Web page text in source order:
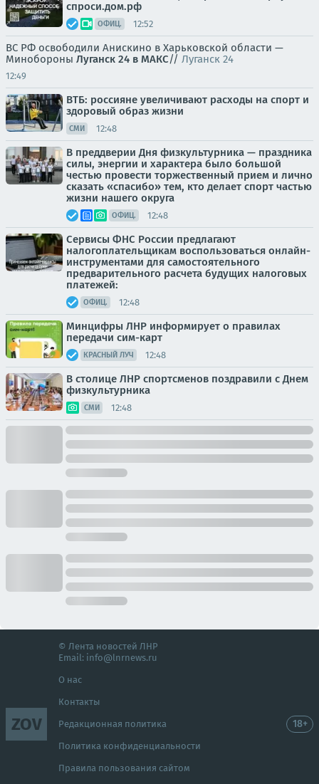
спроси.дом.рф
ОФИЦ. 12:52
ВС РФ освободили Анискино в Харьковской области —
Минобороны Луганск 24 в МАКС// Луганск 24
12:49
ВТБ: россияне увеличивают расходы на спорт и
здоровый образ жизни
СМИ 12:48
В преддверии Дня физкультурника — праздника
силы, энергии и характера было большой
честью провести торжественный прием и лично
сказать «спасибо» тем, кто делает спорт частью
жизни нашего округа
ОФИЦ. 12:48
Сервисы ФНС России предлагают
налогоплательщикам воспользоваться онлайн-
инструментами для самостоятельного
предварительного расчета будущих налоговых
платежей:
ОФИЦ. 12:48
Минцифры ЛНР информирует о правилах
передачи сим-карт
КРАСНЫЙ ЛУЧ 12:48
В столице ЛНР спортсменов поздравили с Днем
физкультурника
СМИ 12:48
ZOV
© Лента новостей ЛНР
Email: info@lnrnews.ru
О нас
Контакты
Редакционная политика
Политика конфиденциальности
Правила пользования сайтом
18+